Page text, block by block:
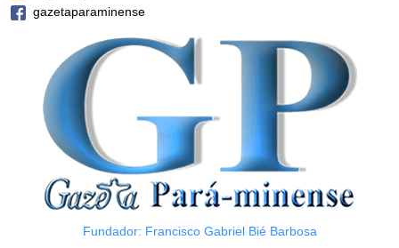
gazetaparaminense
Fundador: Francisco Gabriel Bié Barbosa